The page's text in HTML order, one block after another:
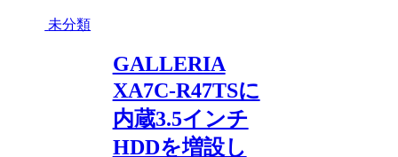
未分類
GALLERIA
XA7C-R47TSに
内蔵3.5インチ
HDDを増設し